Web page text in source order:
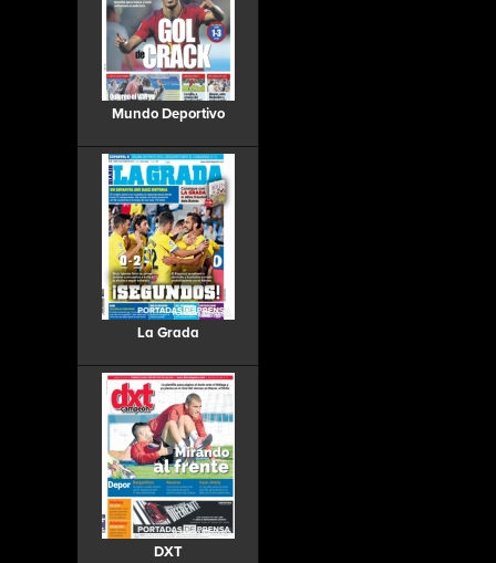
Mundo Deportivo
La Grada
DXT